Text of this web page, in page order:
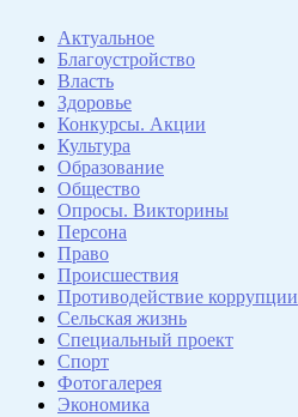
Актуальное
Благоустройство
Власть
Здоровье
Конкурсы. Акции
Культура
Образование
Общество
Опросы. Викторины
Персона
Право
Происшествия
Противодействие коррупции
Сельская жизнь
Специальный проект
Спорт
Фотогалерея
Экономика